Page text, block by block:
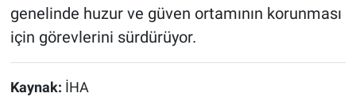
genelinde huzur ve güven ortamının korunması
için görevlerini sürdürüyor.
Kaynak: İHA